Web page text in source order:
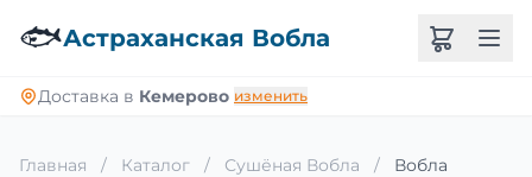
🐟Астраханская Вобла
Доставка в Кемерово изменить
Главная / Каталог / Сушёная Вобла /
Вобла